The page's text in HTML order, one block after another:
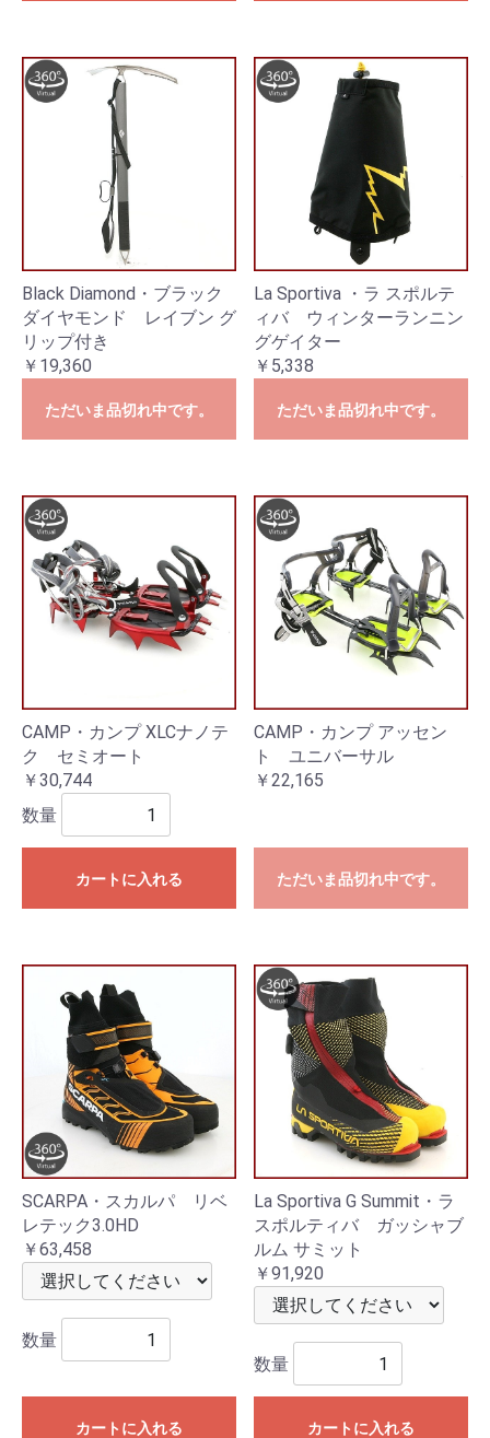
Black Diamond・ブラック
ダイヤモンド レイブン グ
リップ付き
￥19,360
ただいま品切れ中です。
La Sportiva ・ラ スポルテ
ィバ ウィンターランニン
グゲイター
￥5,338
ただいま品切れ中です。
CAMP・カンプ XLCナノテ
ク セミオート
￥30,744
数量
カートに入れる
CAMP・カンプ アッセン
ト ユニバーサル
￥22,165
ただいま品切れ中です。
SCARPA・スカルパ リベ
レテック3.0HD
￥63,458
数量
カートに入れる
La Sportiva G Summit・ラ
スポルティバ ガッシャブ
ルム サミット
￥91,920
数量
カートに入れる